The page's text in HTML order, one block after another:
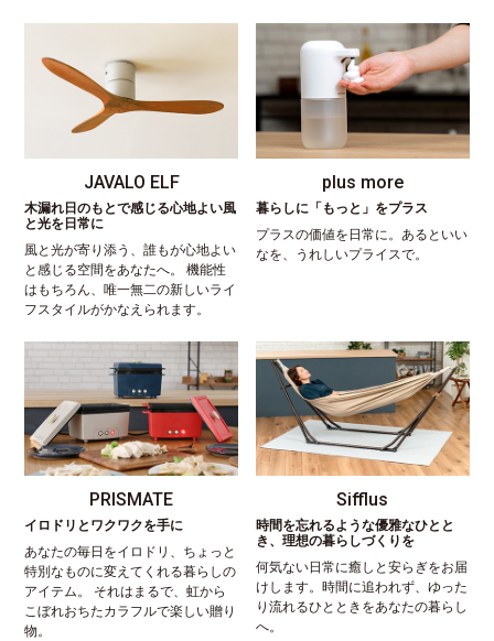
JAVALO ELF
木漏れ日のもとで感じる心地よい風
と光を日常に
風と光が寄り添う、誰もが心地よい
と感じる空間をあなたへ。 機能性
はもちろん、唯一無二の新しいライ
フスタイルがかなえられます。
plus more
暮らしに「もっと」をプラス
プラスの価値を日常に。あるといい
なを、うれしいプライスで。
PRISMATE
イロドリとワクワクを手に
あなたの毎日をイロドリ、ちょっと
特別なものに変えてくれる暮らしの
アイテム。 それはまるで、虹から
こぼれおちたカラフルで楽しい贈り
物。
Sifflus
時間を忘れるような優雅なひとと
き、理想の暮らしづくりを
何気ない日常に癒しと安らぎをお届
けします。時間に追われず、ゆった
り流れるひとときをあなたの暮らし
へ。